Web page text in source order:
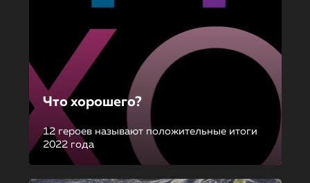
Что хорошего?
12 героев называют положительные итоги
2022 года